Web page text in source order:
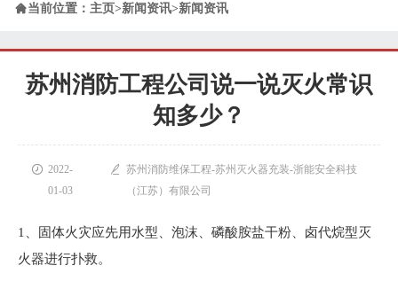
当前位置： 主页>新闻资讯>新闻资讯
苏州消防工程公司说一说灭火常识
知多少？
 2022-
01-03
 苏州消防维保工程-苏州灭火器充装-浙能安全科技
（江苏）有限公司
1、固体火灾应先用水型、泡沫、磷酸胺盐干粉、卤代烷型灭
火器进行扑救。